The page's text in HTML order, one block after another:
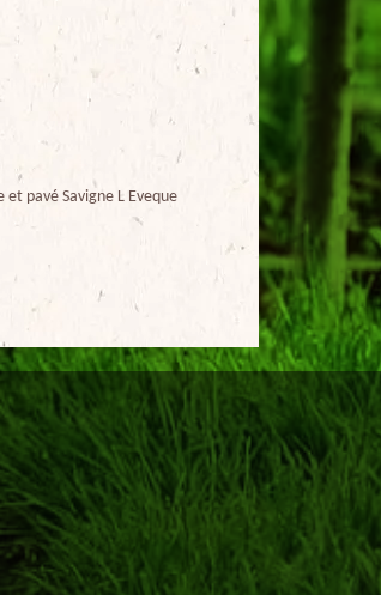
et pavé Savigne L Eveque